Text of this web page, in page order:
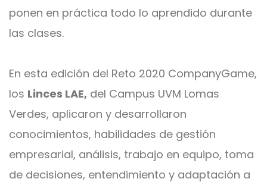
ponen en práctica todo lo aprendido durante
las clases.
En esta edición del Reto 2020 CompanyGame,
los Linces LAE, del Campus UVM Lomas
Verdes, aplicaron y desarrollaron
conocimientos, habilidades de gestión
empresarial, análisis, trabajo en equipo, toma
de decisiones, entendimiento y adaptación a